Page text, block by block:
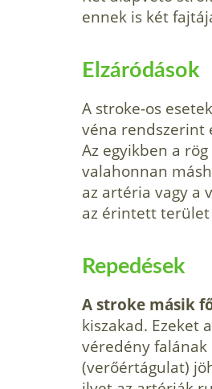
ennek is két
Elzáródások
A stroke-os
véna rendszerint
Az egyikben a
valahonnan
az artéria vagy a
az érintett
Repedések
A stroke másik
kiszakad. Ezeket
véredény falának
(verőértágulat)